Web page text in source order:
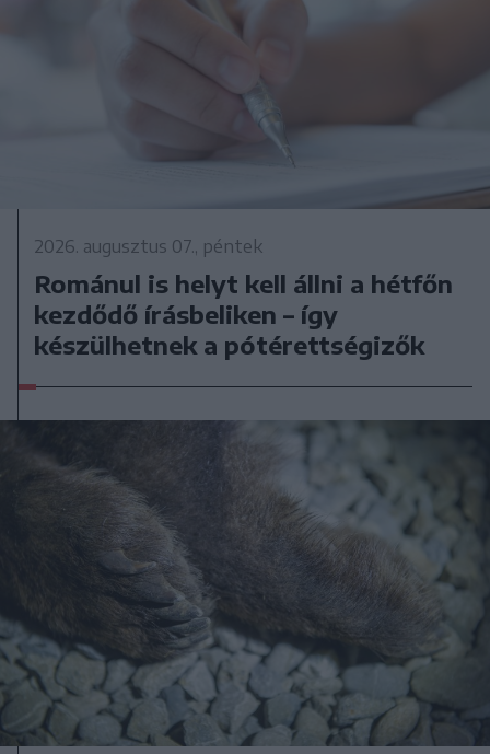
2026. augusztus 07., péntek
Románul is helyt kell állni a hétfőn
kezdődő írásbeliken – így
készülhetnek a pótérettségizők